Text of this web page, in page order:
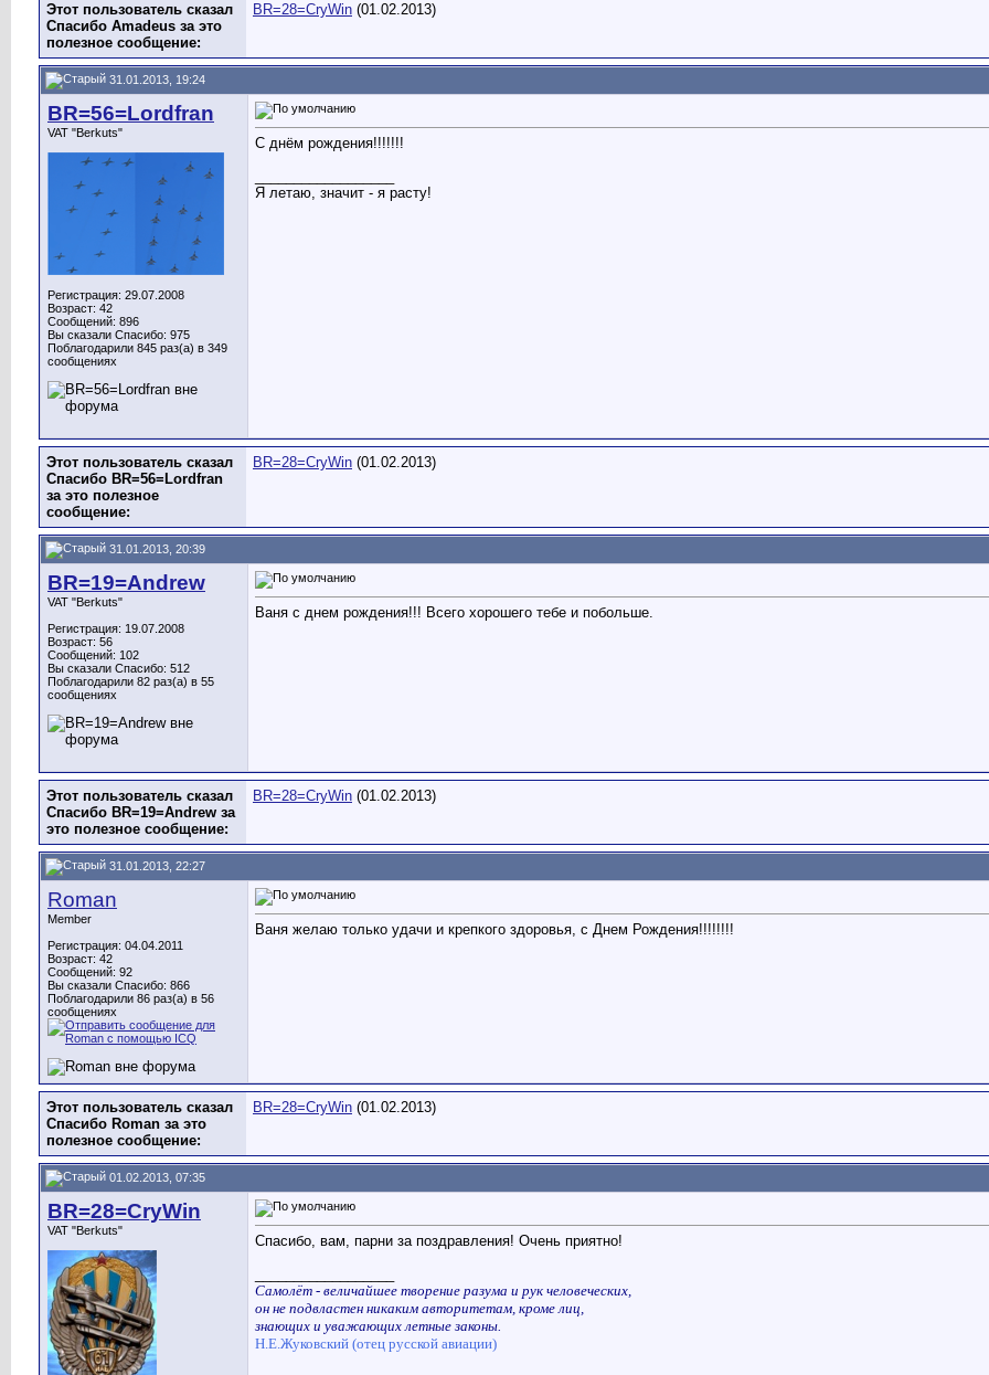
Этот пользователь сказал
Спасибо Amadeus за это
полезное сообщение:
BR=28=CryWin (01.02.2013)
31.01.2013, 19:24
BR=56=Lordfran
VAT "Berkuts"
Регистрация: 29.07.2008
Возраст: 42
Сообщений: 896
Вы сказали Спасибо: 975
Поблагодарили 845 раз(а) в 349
сообщениях
С днём рождения!!!!!!!
Я летаю, значит - я расту!
Этот пользователь сказал
Спасибо BR=56=Lordfran
за это полезное
сообщение:
BR=28=CryWin (01.02.2013)
31.01.2013, 20:39
BR=19=Andrew
VAT "Berkuts"
Регистрация: 19.07.2008
Возраст: 56
Сообщений: 102
Вы сказали Спасибо: 512
Поблагодарили 82 раз(а) в 55
сообщениях
Ваня с днем рождения!!! Всего хорошего тебе и побольше.
Этот пользователь сказал
Спасибо BR=19=Andrew за
это полезное сообщение:
BR=28=CryWin (01.02.2013)
31.01.2013, 22:27
Roman
Member
Регистрация: 04.04.2011
Возраст: 42
Сообщений: 92
Вы сказали Спасибо: 866
Поблагодарили 86 раз(а) в 56
сообщениях
Ваня желаю только удачи и крепкого здоровья, с Днем Рождения!!!!!!!!
Этот пользователь сказал
Спасибо Roman за это
полезное сообщение:
BR=28=CryWin (01.02.2013)
01.02.2013, 07:35
BR=28=CryWin
VAT "Berkuts"
Спасибо, вам, парни за поздравления! Очень приятно!
Самолёт - величайшее творение разума и рук человеческих,
он не подвластен никаким авторитетам, кроме лиц,
знающих и уважающих летные законы.
Н.Е.Жуковский (отец русской авиации)